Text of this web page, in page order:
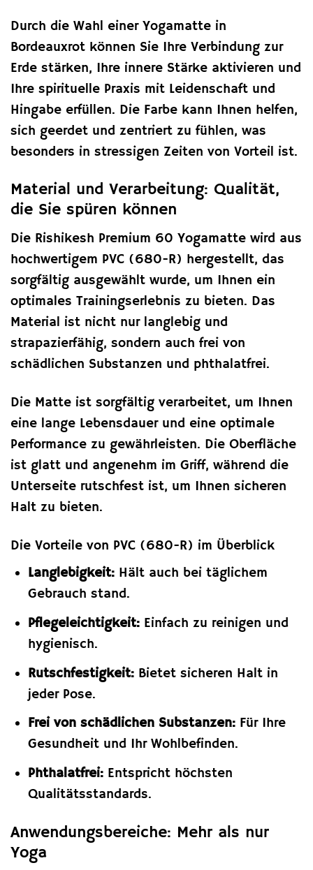
Durch die Wahl einer Yogamatte in
Bordeauxrot können Sie Ihre Verbindung zur
Erde stärken, Ihre innere Stärke aktivieren und
Ihre spirituelle Praxis mit Leidenschaft und
Hingabe erfüllen. Die Farbe kann Ihnen helfen,
sich geerdet und zentriert zu fühlen, was
besonders in stressigen Zeiten von Vorteil ist.
Material und Verarbeitung: Qualität,
die Sie spüren können
Die Rishikesh Premium 60 Yogamatte wird aus
hochwertigem PVC (680-R) hergestellt, das
sorgfältig ausgewählt wurde, um Ihnen ein
optimales Trainingserlebnis zu bieten. Das
Material ist nicht nur langlebig und
strapazierfähig, sondern auch frei von
schädlichen Substanzen und phthalatfrei.
Die Matte ist sorgfältig verarbeitet, um Ihnen
eine lange Lebensdauer und eine optimale
Performance zu gewährleisten. Die Oberfläche
ist glatt und angenehm im Griff, während die
Unterseite rutschfest ist, um Ihnen sicheren
Halt zu bieten.
Die Vorteile von PVC (680-R) im Überblick
Langlebigkeit:Hält auch bei täglichem
Gebrauch stand.
Pflegeleichtigkeit:Einfach zu reinigen und
hygienisch.
Rutschfestigkeit:Bietet sicheren Halt in
jeder Pose.
Frei von schädlichen Substanzen:Für Ihre
Gesundheit und Ihr Wohlbefinden.
Phthalatfrei:Entspricht höchsten
Qualitätsstandards.
Anwendungsbereiche: Mehr als nur
Yoga